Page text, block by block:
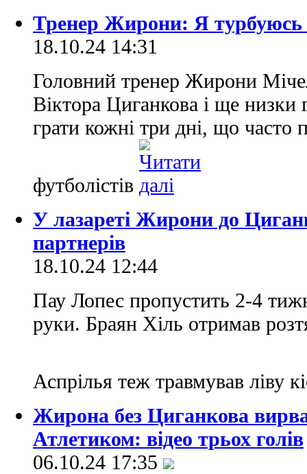
Тренер Жирони: Я турбуюсь
18.10.24 14:31
Головний тренер Жирони
Віктора Циганкова і ще низки
грати кожні три дні, що часто
футболістів
У лазареті Жирони до
партнерів
18.10.24 12:44
Пау Лопес пропустить 2-4
руки. Браян Хіль отримав
Аспрілья теж травмував ліву
Жирона без Циганкова
Атлетиком: відео трьох голів
06.10.24 17:35